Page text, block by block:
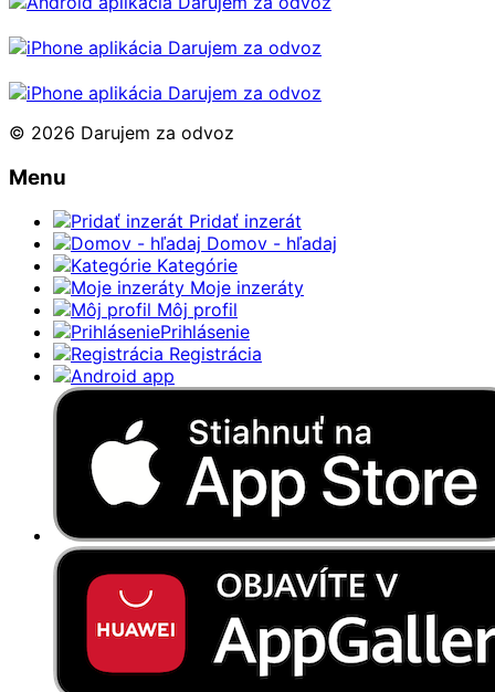
© 2026 Darujem za odvoz
Menu
Pridať inzerát
Domov - hľadaj
Kategórie
Moje inzeráty
Môj profil
Prihlásenie
Registrácia